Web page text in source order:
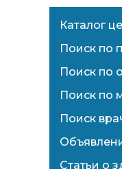
Каталог
Поиск по
Поиск по
Поиск по
Поиск
Статьи о